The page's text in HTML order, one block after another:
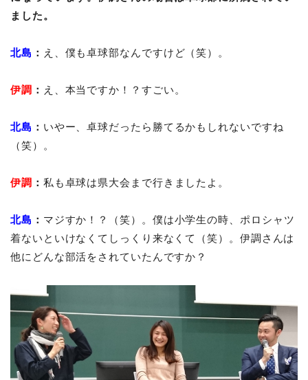
ました。
北島 ： え、僕も卓球部なんですけど（笑）。
伊調 ： え、本当ですか！？すごい。
北島 ： いやー、卓球だったら勝てるかもしれないですね
（笑）。
伊調 ： 私も卓球は県大会まで行きましたよ。
北島 ： マジすか！？（笑）。僕は小学生の時、ポロシャツ
着ないといけなくてしっくり来なくて（笑）。伊調さんは
他にどんな部活をされていたんですか？